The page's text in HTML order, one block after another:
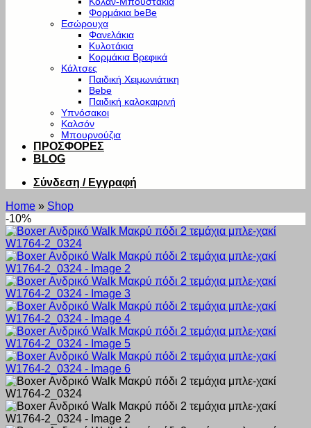
Φορμάκια beBe
Εσώρουχα
Φανελάκια
Κυλοτάκια
Κορμάκια Βρεφικά
Κάλτσες
Παιδική Χειμωνιάτικη
Bebe
Παιδική καλοκαιρινή
Υπνόσακοι
Καλσόν
Μπουρνούζια
ΠΡΟΣΦΟΡΕΣ
BLOG
Σύνδεση / Εγγραφή
Home » Shop
-10%